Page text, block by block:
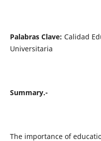
Palabras Clave: Calidad
Universitaria
Summary.-
The importance of